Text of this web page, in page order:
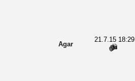
Agar
21.7.15 18:29